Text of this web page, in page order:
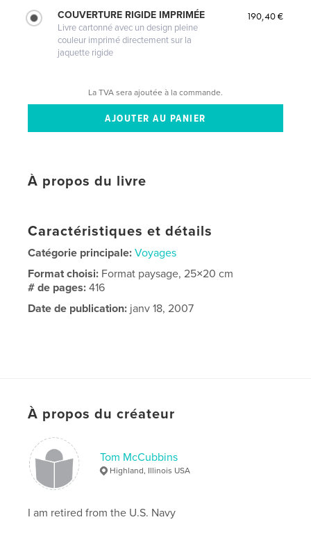
COUVERTURE RIGIDE IMPRIMÉE
Livre cartonné avec un design pleine
couleur imprimé directement sur la
jaquette rigide
190,40 €
La TVA sera ajoutée à la commande.
À propos du livre
Caractéristiques et détails
Catégorie principale: Voyages
Format choisi: Format paysage, 25×20 cm
# de pages:416
Date de publication: janv 18, 2007
À propos du créateur
Tom McCubbins
Highland, Illinois USA
I am retired from the U.S. Navy